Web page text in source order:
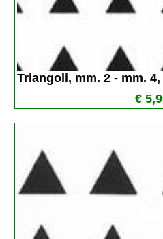
Triangoli, mm. 2 - mm.
€